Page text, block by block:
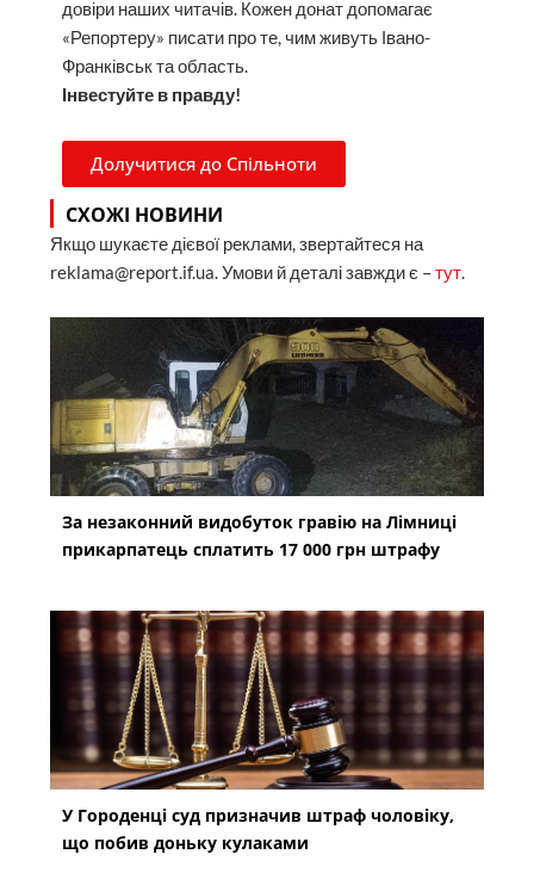
довіри наших читачів. Кожен донат допомагає
«Репортеру» писати про те, чим живуть Івано-
Франківськ та область.
Інвестуйте в правду!
Долучитися до Спільноти
СХОЖІ НОВИНИ
Якщо шукаєте дієвої реклами, звертайтеся на
reklama@report.if.ua. Умови й деталі завжди є –тут.
За незаконний видобуток гравію на Лімниці
прикарпатець сплатить 17 000 грн штрафу
У Городенці суд призначив штраф чоловіку,
що побив доньку кулаками